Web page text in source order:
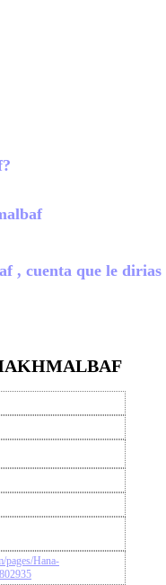
, cuenta que le dirias
pages/Hana-